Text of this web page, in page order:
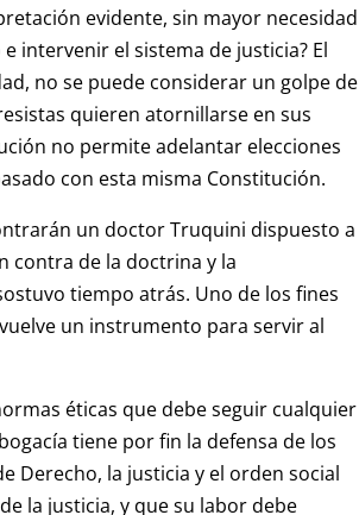
evidente, sin mayor necesidad
intervenir el sistema de justicia? El
no se puede considerar un golpe de
quieren atornillarse en sus
no permite adelantar elecciones
con esta misma Constitución.
un doctor Truquini dispuesto a
contra de la doctrina y la
tiempo atrás. Uno de los fines
un instrumento para servir al
éticas que debe seguir cualquier
tiene por fin la defensa de los
Derecho, la justicia y el orden social
la justicia, y que su labor debe